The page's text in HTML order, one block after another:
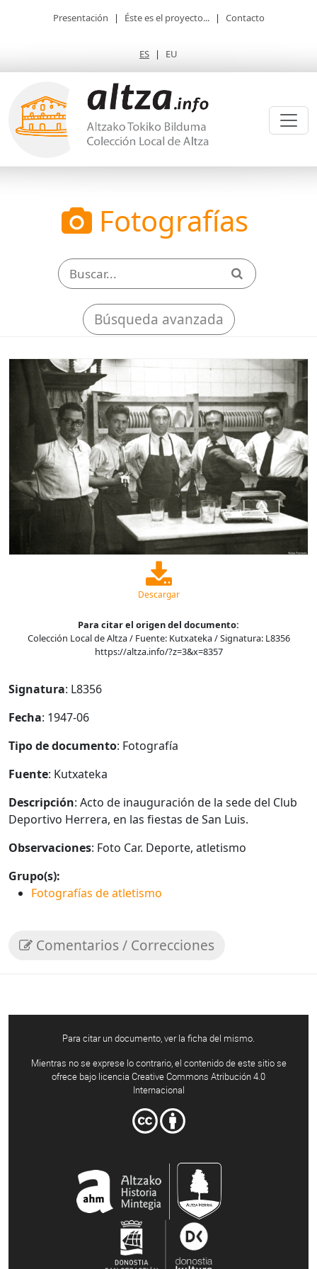
Presentación | Éste es el proyecto... | Contacto
ES | EU
Fotografías
Búsqueda avanzada
Descargar
Para citar el origen del documento:
Colección Local de Altza / Fuente: Kutxateka / Signatura: L8356
https://altza.info/?z=3&x=8357
Signatura: L8356
Fecha: 1947-06
Tipo de documento: Fotografía
Fuente: Kutxateka
Descripción: Acto de inauguración de la sede del Club
Deportivo Herrera, en las fiestas de San Luis.
Observaciones: Foto Car. Deporte, atletismo
Grupo(s):
Fotografías de atletismo
Comentarios / Correcciones
Para citar un documento, ver la ficha del mismo.
Mientras no se exprese lo contrario, el contenido de este sitio se
ofrece bajo licencia Creative Commons Atribución 4.0
Internacional